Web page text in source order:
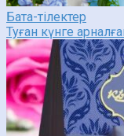
Бата-тілектер
Туған күнге